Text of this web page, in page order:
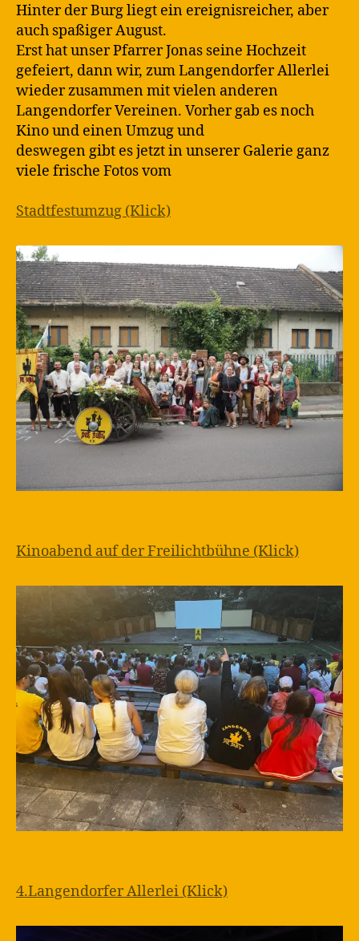
Hinter der Burg liegt ein ereignisreicher, aber
auch spaßiger August.
Erst hat unser Pfarrer Jonas seine Hochzeit
gefeiert, dann wir, zum Langendorfer Allerlei
wieder zusammen mit vielen anderen
Langendorfer Vereinen. Vorher gab es noch
Kino und einen Umzug und
deswegen gibt es jetzt in unserer Galerie ganz
viele frische Fotos vom
Stadtfestumzug (Klick)
Kinoabend auf der Freilichtbühne (Klick)
4.Langendorfer Allerlei (Klick)